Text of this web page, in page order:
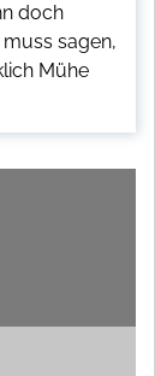
doch
sagen,
Mühe